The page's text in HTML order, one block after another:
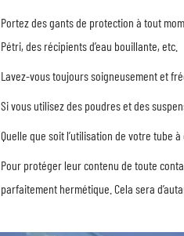
Portez des gants de protection à tout
Pétri, des récipients d’eau bouillante, etc.
Lavez-vous toujours soigneusement et
Si vous utilisez des poudres et des
Quelle que soit l’utilisation de votre tube
Pour protéger leur contenu de toute
parfaitement hermétique. Cela sera